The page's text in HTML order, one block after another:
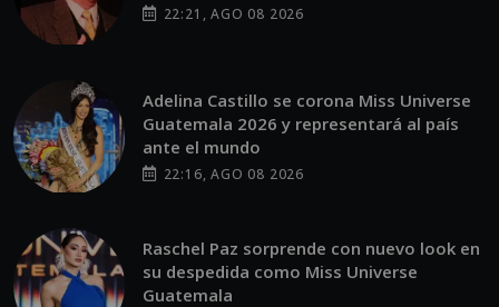
22:21, AGO 08 2026
Adelina Castillo se corona Miss Universe
Guatemala 2026 y representará al país
ante el mundo
22:16, AGO 08 2026
Raschel Paz sorprende con nuevo look en
su despedida como Miss Universe
Guatemala